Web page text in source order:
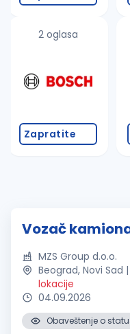
2 oglasa
Zapratite
Vozač
MZS Group d.o.o.
Beograd, Novi Sad
lokacije
04.09.2026
Obaveštenje o